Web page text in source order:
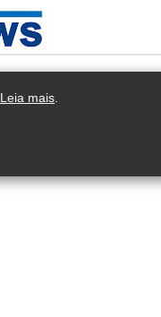
Leia mais